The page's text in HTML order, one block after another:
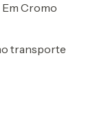
Em Cromo
transporte